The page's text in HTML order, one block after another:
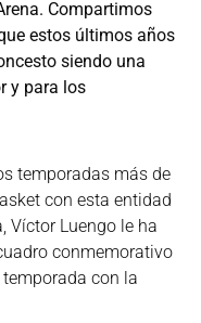
Compartimos
estos últimos años
siendo una
y para los
temporadas más de
con esta entidad
Víctor Luengo le ha
conmemorativo
con la